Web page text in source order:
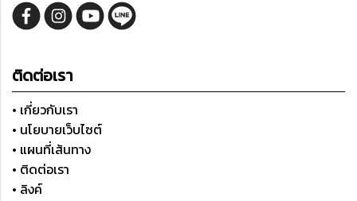
ติดต่อเรา
• เกี่ยวกับเรา
• นโยบายเว็บไซต์
• แผนที่เส้นทาง
• ติดต่อเรา
• ลิงค์